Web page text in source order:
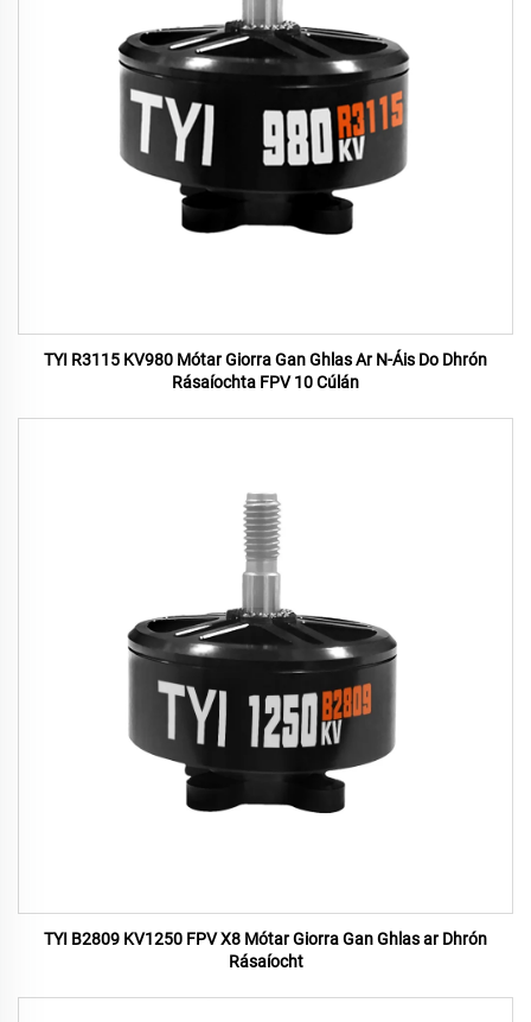
TYI R3115 KV980 Mótar Giorra Gan Ghlas Ar N-Áis Do Dhrón
Rásaíochta FPV 10 Cúlán
TYI B2809 KV1250 FPV X8 Mótar Giorra Gan Ghlas ar Dhrón
Rásaíocht